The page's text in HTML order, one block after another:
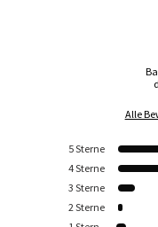
Alle
5Sterne
4Sterne
3 Sterne
2 Sterne